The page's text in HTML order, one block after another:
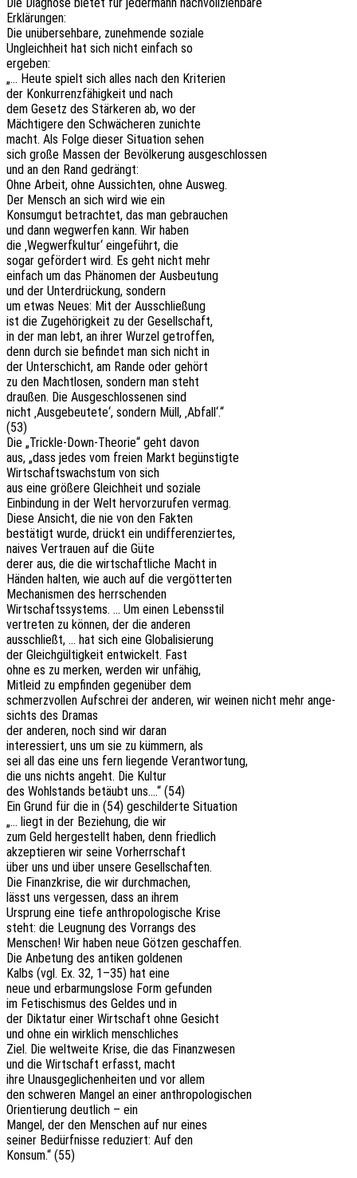
Erklärungen:
Die unüber­seh­ba­re, zuneh­men­de soziale
Ungleich­heit hat sich nicht einfach so
ergeben:
„… Heute spielt sich alles nach den Kriterien
der Konkur­renz­fä­hig­keit und nach
dem Gesetz des Stär­ke­ren ab, wo der
Mäch­ti­ge­re den Schwä­che­ren zunichte
macht. Als Folge dieser Situa­ti­on sehen
sich große Massen der Bevöl­ke­rung ausgeschlossen
und an den Rand gedrängt:
Ohne Arbeit, ohne Aussich­ten, ohne Ausweg.
Der Mensch an sich wird wie ein
Konsum­gut betrach­tet, das man gebrauchen
und dann wegwer­fen kann. Wir haben
die ‚Wegwerf­kul­tur‘ einge­führt, die
sogar geför­dert wird. Es geht nicht mehr
einfach um das Phäno­men der Ausbeutung
und der Unter­drü­ckung, sondern
um etwas Neues: Mit der Ausschließung
ist die Zuge­hö­rig­keit zu der Gesellschaft,
in der man lebt, an ihrer Wurzel getroffen,
denn durch sie befin­det man sich nicht in
der Unter­schicht, am Rande oder gehört
zu den Macht­lo­sen, sondern man steht
drau­ßen. Die Ausge­schlos­se­nen sind
nicht ‚Ausge­beu­te­te‘, sondern Müll, ‚Abfall‘.“
(53)
Die „Trick­le-Down-Theo­rie“ geht davon
aus, „dass jedes vom freien Markt begünstigte
Wirt­schafts­wachs­tum von sich
aus eine größe­re Gleich­heit und soziale
Einbin­dung in der Welt hervor­zu­ru­fen vermag.
Diese Ansicht, die nie von den Fakten
bestä­tigt wurde, drückt ein undifferenziertes,
naives Vertrau­en auf die Güte
derer aus, die die wirt­schaft­li­che Macht in
Händen halten, wie auch auf die vergötterten
Mecha­nis­men des herrschenden
Wirt­schafts­sys­tems. … Um einen Lebensstil
vertre­ten zu können, der die anderen
ausschließt, … hat sich eine Globalisierung
der Gleich­gül­tig­keit entwi­ckelt. Fast
ohne es zu merken, werden wir unfähig,
Mitleid zu empfin­den gegen­über dem
schmerz­vol­len Aufschrei der ande­ren, wir weinen nicht mehr ange­
sichts des Dramas
der ande­ren, noch sind wir daran
inter­es­siert, uns um sie zu kümmern, als
sei all das eine uns fern liegen­de Verantwortung,
die uns nichts angeht. Die Kultur
des Wohl­stands betäubt uns….“ (54)
Ein Grund für die in (54) geschil­der­te Situation
„… liegt in der Bezie­hung, die wir
zum Geld herge­stellt haben, denn friedlich
akzep­tie­ren wir seine Vorherrschaft
über uns und über unsere Gesellschaften.
Die Finanz­kri­se, die wir durchmachen,
lässt uns verges­sen, dass an ihrem
Ursprung eine tiefe anthro­po­lo­gi­sche Krise
steht: die Leug­nung des Vorrangs des
Menschen! Wir haben neue Götzen geschaffen.
Die Anbe­tung des anti­ken goldenen
Kalbs (vgl. Ex. 32, 1–35) hat eine
neue und erbar­mungs­lo­se Form gefunden
im Feti­schis­mus des Geldes und in
der Dikta­tur einer Wirt­schaft ohne Gesicht
und ohne ein wirk­lich menschliches
Ziel. Die welt­wei­te Krise, die das Finanzwesen
und die Wirt­schaft erfasst, macht
ihre Unaus­ge­gli­chen­hei­ten und vor allem
den schwe­ren Mangel an einer anthropologischen
Orien­tie­rung deut­lich – ein
Mangel, der den Menschen auf nur eines
seiner Bedürf­nis­se redu­ziert: Auf den
Konsum.“ (55)